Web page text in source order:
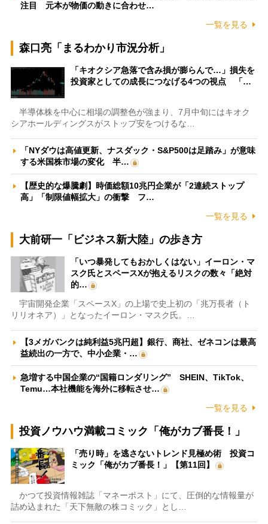
注目 元本が物価の動きに合わせ…
一覧を見る
森口亮「まるわかり市況分析」
「キオクシア急落で含み損が膨らんで…」損失を
投資家としての成長につなげる4つの視点 「…
半導体株を中心に相場の調整色が強まり、7月中旬にはキオク
シアホールディングスがストップ安をつけるな…
「NYダウは高値更新、ナスダック・S&P500は足踏み」が意味
する米国株市場の変化 半…
【歴史的な爆騰劇】時価総額10兆円企業が「2連続ストップ
高」「制限値幅拡大」の衝撃 フ…
一覧を見る
大前研一「ビジネス新大陸」の歩き方
「いつ暴発してもおかしくはない」イーロン・マ
スク氏とスペースXが抱えるリスクの数々「絶対
的…
宇宙開発企業「スペースX」の上場で史上初の「兆万長者（ト
リリオネア）」となったイーロン・マスク氏。…
【3メガバンクは純利益5兆円超】銀行、商社、ゼネコンは最高
益続出の一方で、中小企業・…
急増する中国企業の“国籍ロンダリング” SHEIN、TikTok、
Temu…本社機能を海外に移転させ…
一覧を見る
投資ノウハウ満載コミック「俺がカブ番長！」
「売り時」を逃さないトレンド見極め術 投資コ
ミック「俺がカブ番長！」【第11回】
かつて投資情報雑誌「マネーポスト」にて、圧倒的な情報量が
詰め込まれた「天下無敵の株コミック」とし…